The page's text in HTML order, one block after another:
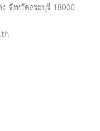
จังหวัดสระบุรี 18000